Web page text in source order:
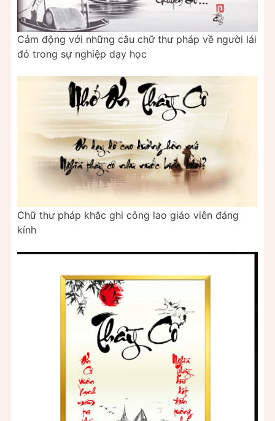
Cảm động với những câu chữ thư pháp về người lái
đó trong sự nghiệp dạy học
Chữ thư pháp khắc ghi công lao giáo viên đáng
kính